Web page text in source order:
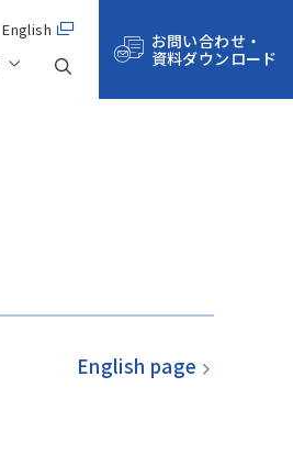
お問い合わせ・
資料ダウンロード
English
English page